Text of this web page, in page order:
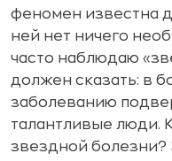
феномен известна
ней нет ничего
часто наблюдаю
должен сказать: в
заболеванию
талантливые люди.
звездной болезни?